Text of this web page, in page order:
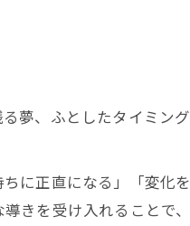
夢、ふとしたタイミング
に正直になる」「変化を
きを受け入れることで、